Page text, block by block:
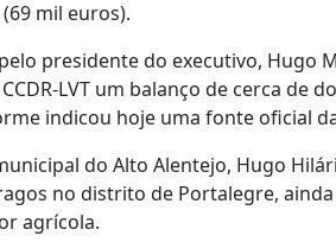
mil euros).
presidente do executivo, Hugo
LVT um balanço de cerca de
indicou hoje uma fonte oficial
do Alto Alentejo, Hugo
no distrito de Portalegre,
agrícola.